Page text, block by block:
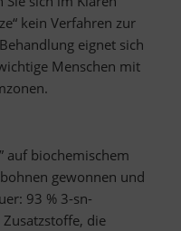
kein Verfahren zur
eignet sich
Menschen mit
auf biochemischem
gewonnen und
93 % 3-sn-
die